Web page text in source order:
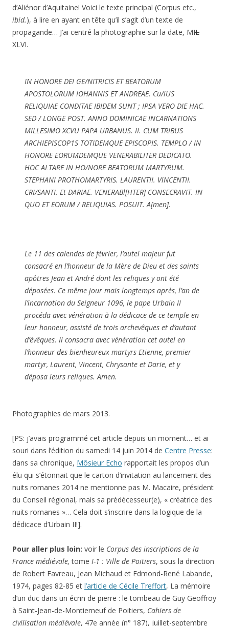
d’Aliénor d’Aquitaine! Voici le texte principal (Corpus etc.,
ibid.), à lire en ayant en tête qu’il s’agit d’un texte de
propagande… J’ai centré la photographie sur la date, MIL
XLVI.
IN HONORE DEI GE/NITRICIS ET BEATORUM
APOSTOLORUM IOHANNIS ET ANDREAE. Cu/lUS
RELIQUIAE CONDITAE IBIDEM SUNT ; IPSA VERO DIE HAC.
SED / LONGE POST. ANNO DOMINICAE INCARNATIONS
MILLESIMO XCVU PAPA URBANUS. II. CUM TRIBUS
ARCHIEPISCOP1S TOTIDEMQUE EPISCOPIS. TEMPLO / IN
HONORE EORUMDEMQUE VENERABILITER DEDICATO.
HOC ALTARE IN HO/NORE BEATORUM MARTYRUM.
STEPHANI PROTHOMARTYRIS. LAURENTII. VlNCENTII.
CRI/SANTI. Et DARIAE. VENERABl[HTER] CONSECRAVIT. IN
QUO ET EORUM / RELIQUIAS. POSUIT. A[men].
Le 11 des calendes de février, l’autel majeur fut
consacré en l’honneur de la Mère de Dieu et des saints
apôtres Jean et André dont les reliques y ont été
déposées. Ce même jour mais longtemps après, l’an de
l’incarnation du Seigneur 1096, le pape Urbain II
procéda avec vénération à la dédicace de ce temple en
leur honneur, assisté de trois archevêques et d’autant
d’évêques. Il consacra avec vénération cet autel en
l’honneur des bienheureux martyrs Etienne, premier
martyr, Laurent, Vincent, Chrysante et Darie, et y
déposa leurs reliques. Amen.
Photographies de mars 2013.
[PS: j’avais programmé cet article depuis un moment… et ai
souri dans l’édition du samedi 14 juin 2014 de Centre Presse:
dans sa chronique, Môsieur Echo rapportait les propos d’un
élu qui s’étonnait que le carton d’invitation au lancement des
nuits romanes 2014 ne mentionne pas M. Macaire, président
du Conseil régional, mais sa prédécesseur(e), « créatrice des
nuits romanes »… Cela doit s’inscrire dans la logique de la
dédicace d’Urbain II!].
Pour aller plus loin: voir le Corpus des inscriptions de la
France médiévale, tome I-1 : Ville de Poitiers, sous la direction
de Robert Favreau, Jean Michaud et Edmond-René Labande,
1974, pages 82-85 et l’article de Cécile Treffort, La mémoire
d’un duc dans un écrin de pierre : le tombeau de Guy Geoffroy
à Saint-Jean-de-Montierneuf de Poitiers, Cahiers de
civilisation médiévale, 47e année (n° 187), juillet-septembre